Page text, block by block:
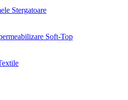
Stergatoare
Soft-Top